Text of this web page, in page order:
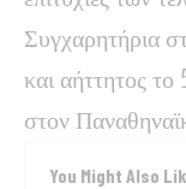
Συγχαρητήρια
και αήττητος
στον
You Might Also